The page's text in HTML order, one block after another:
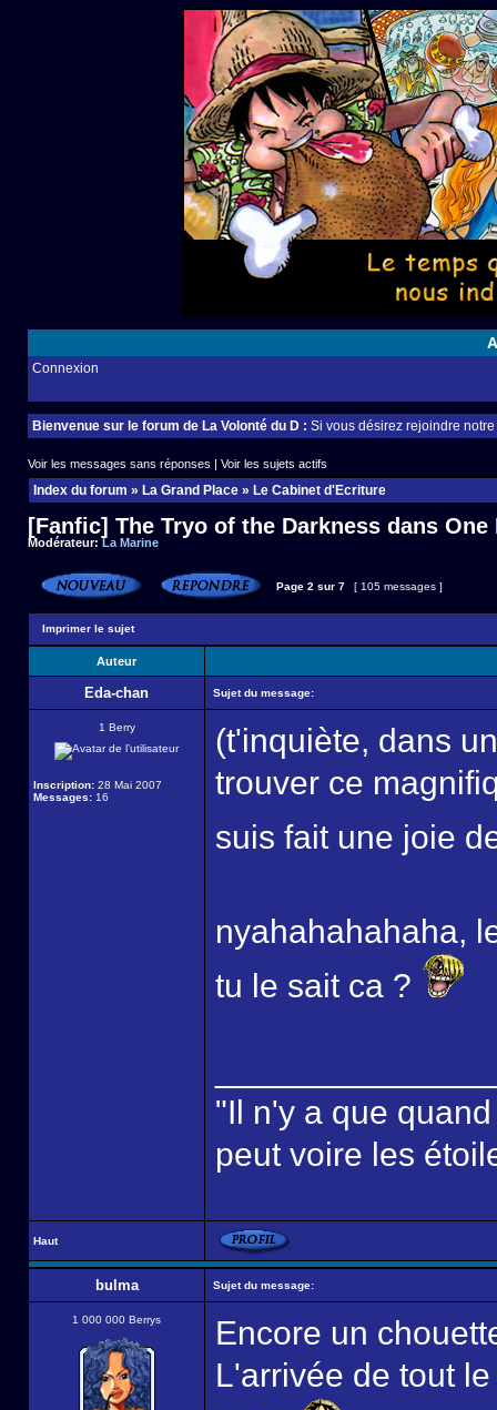
Connexion
Bienvenue sur le forum de La Volonté du D : Si vous désirez rejoindre
Voir les messages sans réponses | Voir les sujets actifs
Index du forum » La Grand Place » Le Cabinet d'Ecriture
[Fanfic] The Tryo of the Darkness dans One
Modérateur:La Marine
Page 2 sur 7 [ 105 messages ]
Imprimer le sujet
Auteur
Eda-chan Sujet du message:
1 Berry
Inscription: 28 Mai 2007
Messages: 16
(t'inquiète, dans
trouver ce
suis fait une joie
nyahahahahaha,
tu le sait ca ?
"Il n'y a que
peut voire les
Haut
bulma Sujet du message:
1 000 000 Berrys
Encore un
L'arrivée de tout